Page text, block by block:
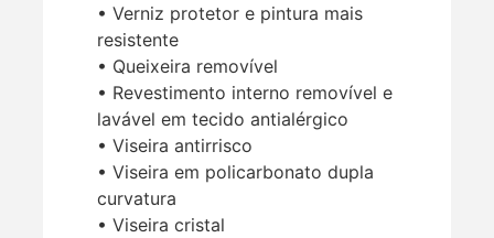
• Verniz protetor e pintura mais
resistente
• Queixeira removível
• Revestimento interno removível e
lavável em tecido antialérgico
• Viseira antirrisco
• Viseira em policarbonato dupla
curvatura
• Viseira cristal